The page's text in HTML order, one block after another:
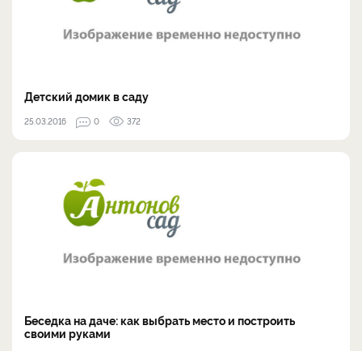
Детский домик в саду
25.03.2016 0 372
Беседка на даче: как выбрать место и построить
своими руками